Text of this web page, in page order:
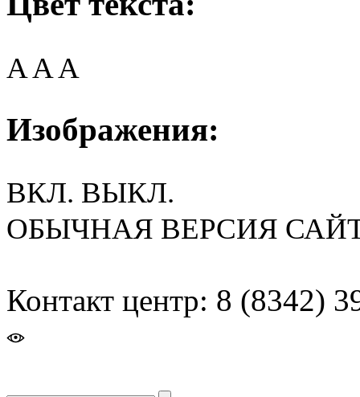
AAA
Изображения:
ВКЛ. ВЫКЛ.
ОБЫЧНАЯ ВЕРСИЯ
Контакт центр: 8 (8342)